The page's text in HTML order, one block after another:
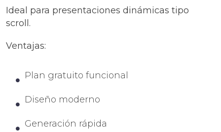
Ideal para presentaciones dinámicas tipo
scroll.
Ventajas:
Plan gratuito funcional
Diseño moderno
Generación rápida